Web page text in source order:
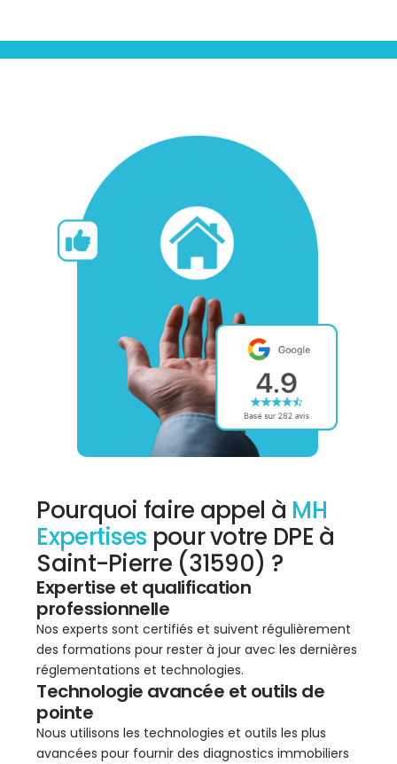
Pourquoi faire appel à MH
Expertises pour votre DPE à
Saint-Pierre (31590) ?
Expertise et qualification
professionnelle
Nos experts sont certifiés et suivent régulièrement
des formations pour rester à jour avec les dernières
réglementations et technologies.
Technologie avancée et outils de
pointe
Nous utilisons les technologies et outils les plus
avancées pour fournir des diagnostics immobiliers